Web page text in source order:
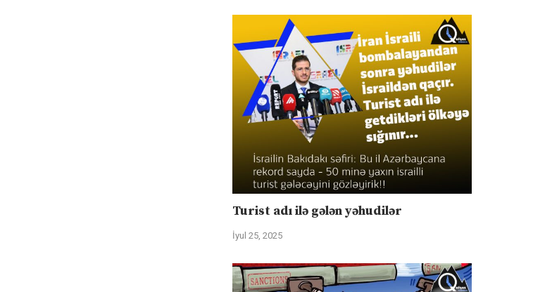
Turist adı ilə gələn yəhudilər
İyul 25, 2025